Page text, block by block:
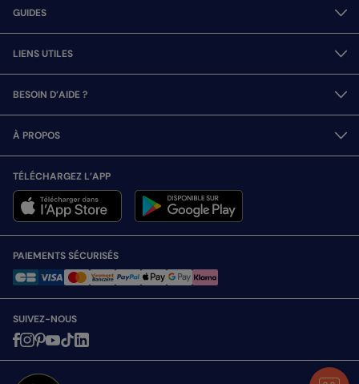
GUIDES
LIENS UTILES
BESOIN D’AIDE ?
À PROPOS
TÉLÉCHARGEZ L’APP
PAIEMENTS SÉCURISÉS
SUIVEZ-NOUS